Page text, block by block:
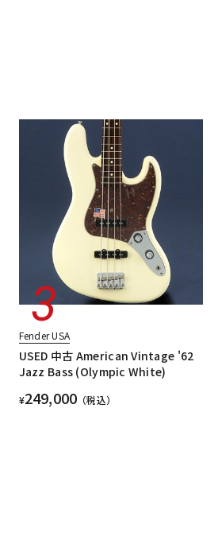
Fender USA
USED 中古 American Vintage '62
Jazz Bass (Olympic White)
¥249,000 （税込）